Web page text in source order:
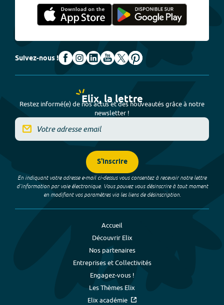
Suivez-nous !
Elix, la lettre
Restez informé(e) de nos actus et des nouveautés grâce à notre
newsletter !
S'inscrire
En indiquant votre adresse e-mail ci-dessus vous consentez à recevoir notre lettre
d’information par voie électronique. Vous pouvez vous désinscrire à tout moment
en modifiant vos paramètres via les liens de désinscription.
Accueil
Découvrir Elix
Nos partenaires
Entreprises et Collectivités
Engagez-vous !
Les Thèmes Elix
Elix académie